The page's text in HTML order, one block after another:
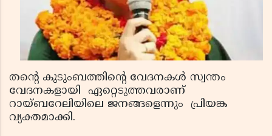
തന്റെ കുടുംബത്തിന്റെ വേദനകള്‍ സ്വന്തം
വേദനകളായി ഏറ്റെടുത്തവരാണ്
റായ്ബറേലിയിലെ ജനങ്ങളെന്നും പ്രിയങ്ക
വ്യക്തമാക്കി.